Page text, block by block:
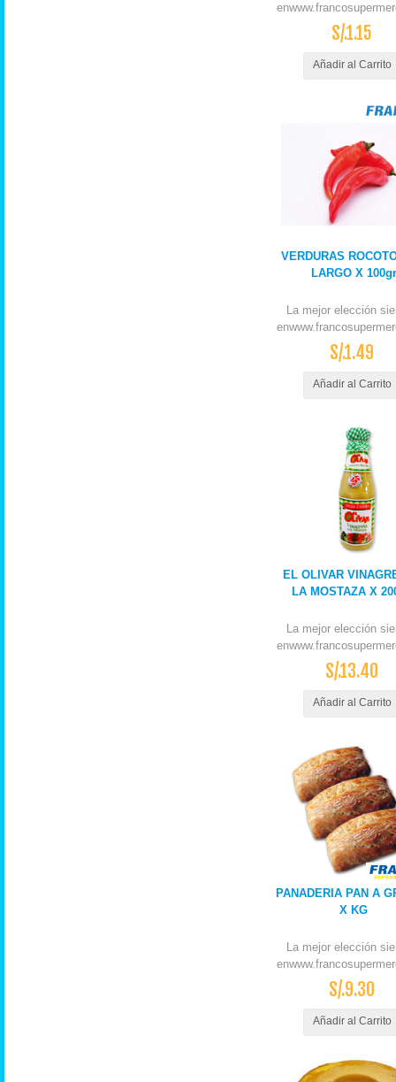
S/.1.15
Añadir al Carrito
VERDURAS
LARGO X 100gr
La mejor elección
S/.1.49
Añadir al Carrito
EL OLIVAR
LA MOSTAZA X
La mejor elección
S/.13.40
Añadir al Carrito
PANADERIA PAN A
X KG
La mejor elección
S/.9.30
Añadir al Carrito